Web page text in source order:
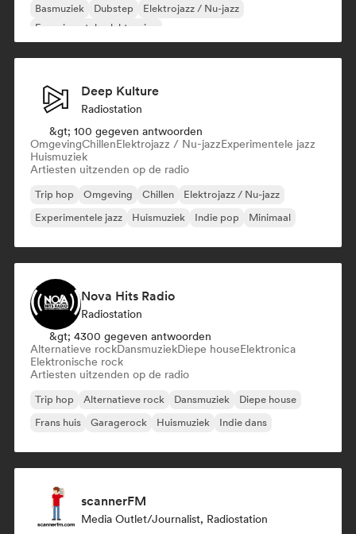
Basmuziek
Dubstep
Elektrojazz / Nu-jazz
Experimentele elektronica
Deep Kulture
Radiostation
&gt; 100 gegeven antwoorden
OmgevingChillenElektrojazz / Nu-jazzExperimentele jazz
Huismuziek
Artiesten uitzenden op de radio
Trip hop Omgeving Chillen
Elektrojazz / Nu-jazz
Experimentele jazz
Huismuziek Indie pop Minimaal
Nova Hits Radio
Radiostation
&gt; 4300 gegeven antwoorden
Alternatieve rockDansmuziekDiepe houseElektronica
Elektronische rock
Artiesten uitzenden op de radio
Trip hop Alternatieve rock Dansmuziek
Diepe house
Frans huis
Garagerock Huismuziek Indie dans
scannerFM
Media Outlet/Journalist, Radiostation